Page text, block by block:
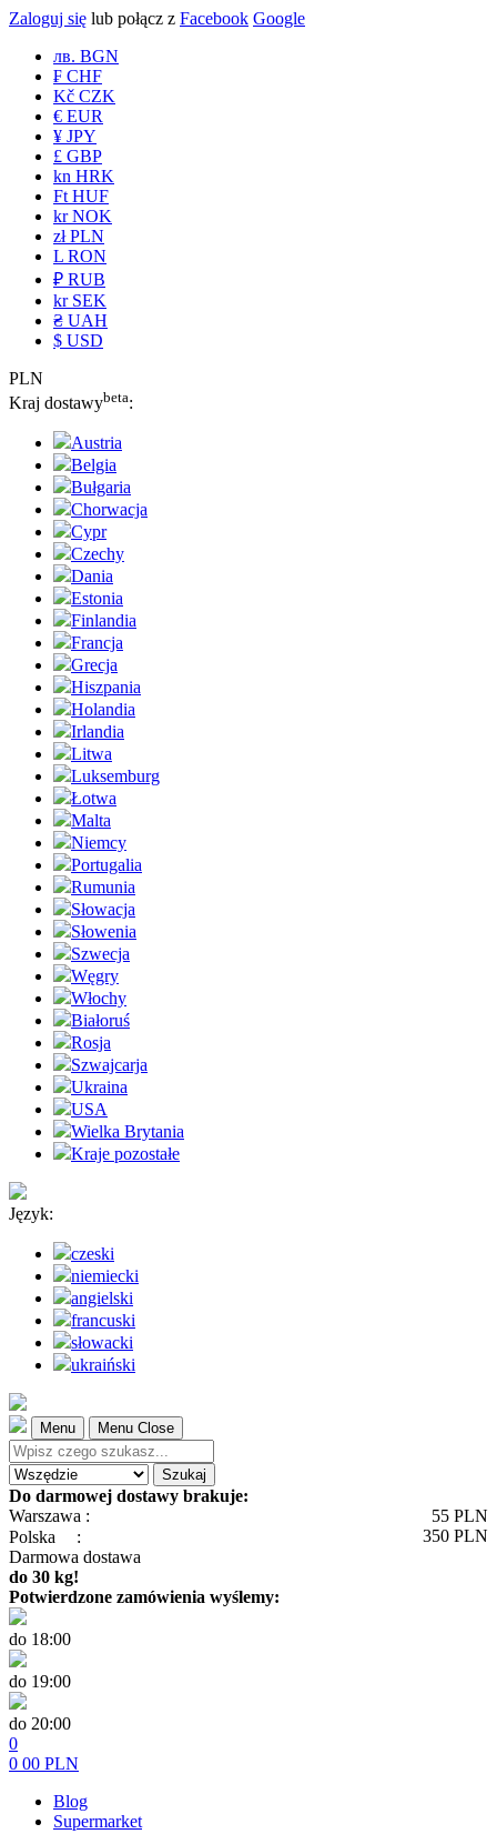
Zaloguj się lub połącz z Facebook Google
лв. BGN
₣ CHF
Kč CZK
€ EUR
¥ JPY
£ GBP
kn HRK
Ft HUF
kr NOK
zł PLN
L RON
₽ RUB
kr SEK
₴ UAH
$ USD
PLN
Kraj dostawybeta:
Austria
Belgia
Bułgaria
Chorwacja
Cypr
Czechy
Dania
Estonia
Finlandia
Francja
Grecja
Hiszpania
Holandia
Irlandia
Litwa
Luksemburg
Łotwa
Malta
Niemcy
Portugalia
Rumunia
Słowacja
Słowenia
Szwecja
Węgry
Włochy
Białoruś
Rosja
Szwajcarja
Ukraina
USA
Wielka Brytania
Kraje pozostałe
Język:
czeski
niemiecki
angielski
francuski
słowacki
ukraiński
Menu Menu Close
Szukaj
Do darmowej dostawy brakuje:
Warszawa :
55 PLN
Polska
: 350 PLN
Darmowa dostawa
do 30 kg!
Potwierdzone zamówienia wyślemy:
do 18:00
do 19:00
do 20:00
0
0 00 PLN
Blog
Supermarket